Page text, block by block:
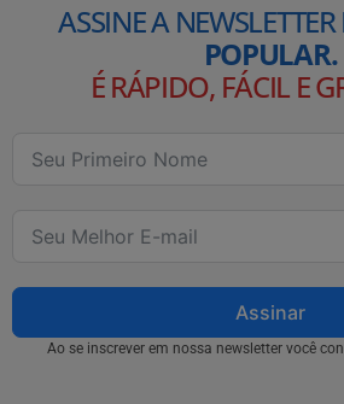
ASSINE A
POPULAR.
É RÁPIDO, FÁCIL E
Assinar
Ao se inscrever em nossa newsletter você